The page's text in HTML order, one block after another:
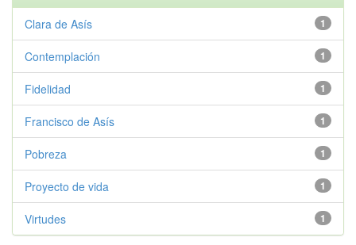
1
Clara de Asís
1
Contemplación
1
Fidelidad
1
Francisco de Asís
1
Pobreza
1
Proyecto de vida
1
Virtudes